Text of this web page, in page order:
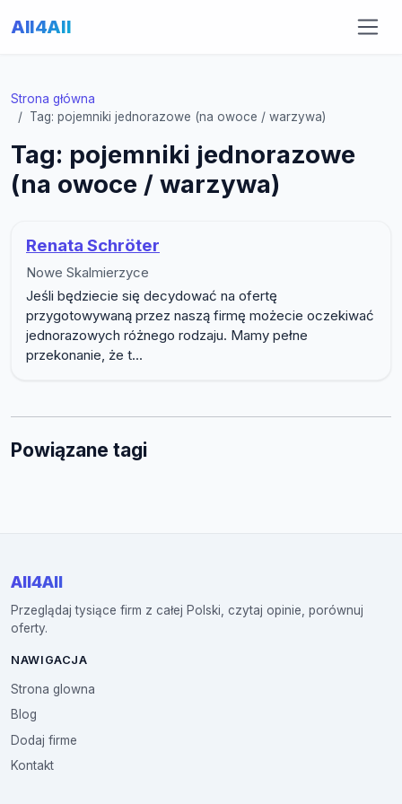
All4All
Strona główna
Tag: pojemniki jednorazowe (na owoce / warzywa)
Tag: pojemniki jednorazowe
(na owoce / warzywa)
Renata Schröter
Nowe Skalmierzyce
Jeśli będziecie się decydować na ofertę
przygotowywaną przez naszą firmę możecie oczekiwać
jednorazowych różnego rodzaju. Mamy pełne
przekonanie, że t...
Powiązane tagi
All4All
Przeglądaj tysiące firm z całej Polski, czytaj opinie, porównuj
oferty.
NAWIGACJA
Strona glowna
Blog
Dodaj firme
Kontakt